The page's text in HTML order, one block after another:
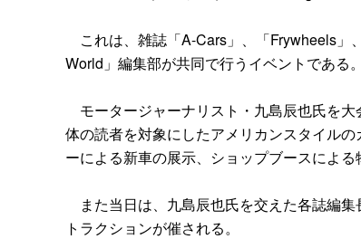
これは、雑誌「A-Cars」、「Frywheels」
World」編集部が共同で行うイベントである。
モータージャーナリスト・九島辰也氏を
体の読者を対象にしたアメリカンスタイル
ーによる新車の展示、ショップブースによる
また当日は、九島辰也氏を交えた各誌編
トラクションが催される。